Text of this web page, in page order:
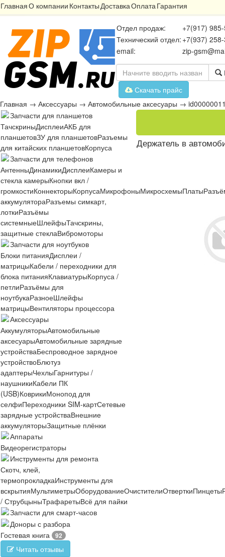
ГлавнаяО компании КонтактыДоставкаОплатаГарантия
Отдел продаж:
+7(917)
Технический отдел: +7(937)
email:
zip-
Скачать прайс
Главная → Аксессуары → Автомобильные аксесуары →
Запчасти для планшетов
ТачскриныДисплеиАКБ для
планшетовЗУ для планшетовРазъемы
для китайских планшетовКорпуса
Запчасти для телефонов
АнтенныДинамикиДисплеиКамеры и
стекла камерыКнопки вкл /
громкостиКоннекторыКорпусаМикрофоныМикросхемыПлаты
аккумулятораРазъемы симкарт,
лоткиРазъёмы
системныеШлейфыТачскрины,
защитные стеклаВибромоторы
Запчасти для ноутбуков
Блоки питанияДисплеи /
матрицыКабели / переходники для
блока питанияКлавиатурыКорпуса /
петлиРазъёмы для
ноутбукаРазноеШлейфы
матрицыВентиляторы процессора
Аксессуары
АккумуляторыАвтомобильные
аксесуарыАвтомобильные зарядные
устройстваБеспроводное зарядное
устройствоБлютуз
адаптерыЧехлыГарнитуры /
наушникиКабели ПК
(USB)КоврикиМонопод для
селфиПереходники SIM-картСетевые
зарядные устройстваВнешние
аккумуляторыЗащитные плёнки
Аппараты
Видеорегистраторы
Инструменты для ремонта
Скотч, клей,
термопрокладкаИнструменты для
вскрытияМультиметрыОборудованиеОчистителиОтверткиПинцеты
/ СтрубцыныТрафаретыВсё для пайки
Запчасти для смарт-часов
Доноры с разбора
Гостевая книга
92
Читать отзывы
Держатель в